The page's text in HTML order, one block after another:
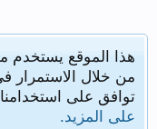
هذا الموقع يستخدم
من خلال الاستمرار
توافق على
على المزيد.